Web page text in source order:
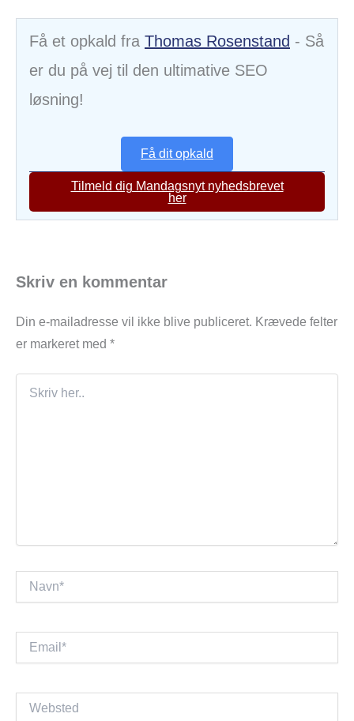
Få et opkald fra Thomas Rosenstand - Så
er du på vej til den ultimative SEO
løsning!
Få dit opkald
Tilmeld dig Mandagsnyt nyhedsbrevet
her
Skriv en kommentar
Din e-mailadresse vil ikke blive publiceret. Krævede felter
er markeret med *
her..
Email*
Websted